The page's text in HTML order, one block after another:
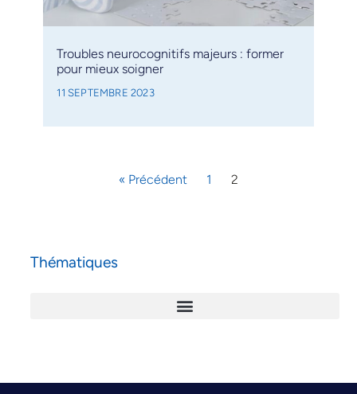
Troubles neurocognitifs majeurs : former
pour mieux soigner
11 SEPTEMBRE 2023
« Précédent 1 2
Thématiques